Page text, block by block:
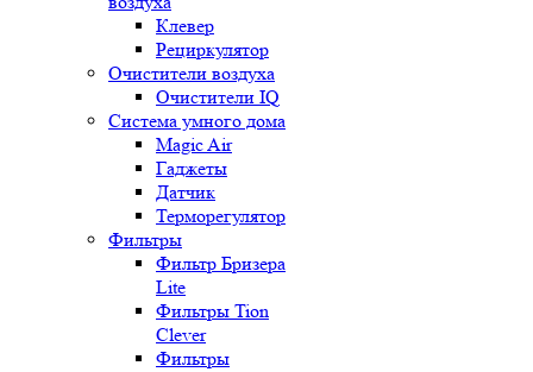
Клевер
Рециркулятор
Очистители воздуха
Очистители IQ
Система умного дома
Magic Air
Гаджеты
Датчик
Терморегулятор
Фильтры
Фильтр Бризера
Lite
Фильтры Tion
Clever
Фильтры